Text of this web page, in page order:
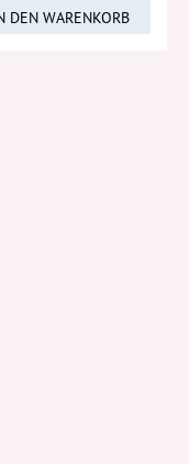
DEN WARENKORB